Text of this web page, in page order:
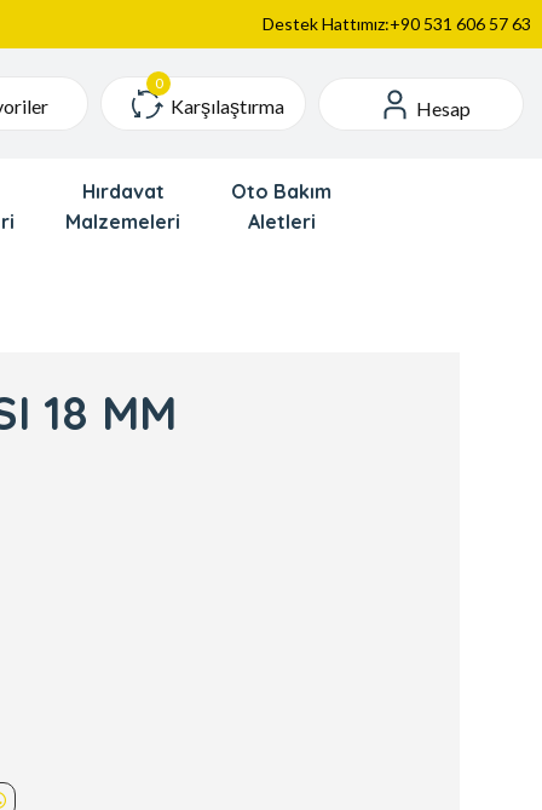
Destek Hattımız:+90 531 606 57 63
Karşılaştırma Hesap
Hırdavat
Malzemeleri
Oto Bakım
Aletleri
18 MM